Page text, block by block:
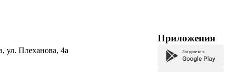
ул. Плеханова, 4а
Приложения